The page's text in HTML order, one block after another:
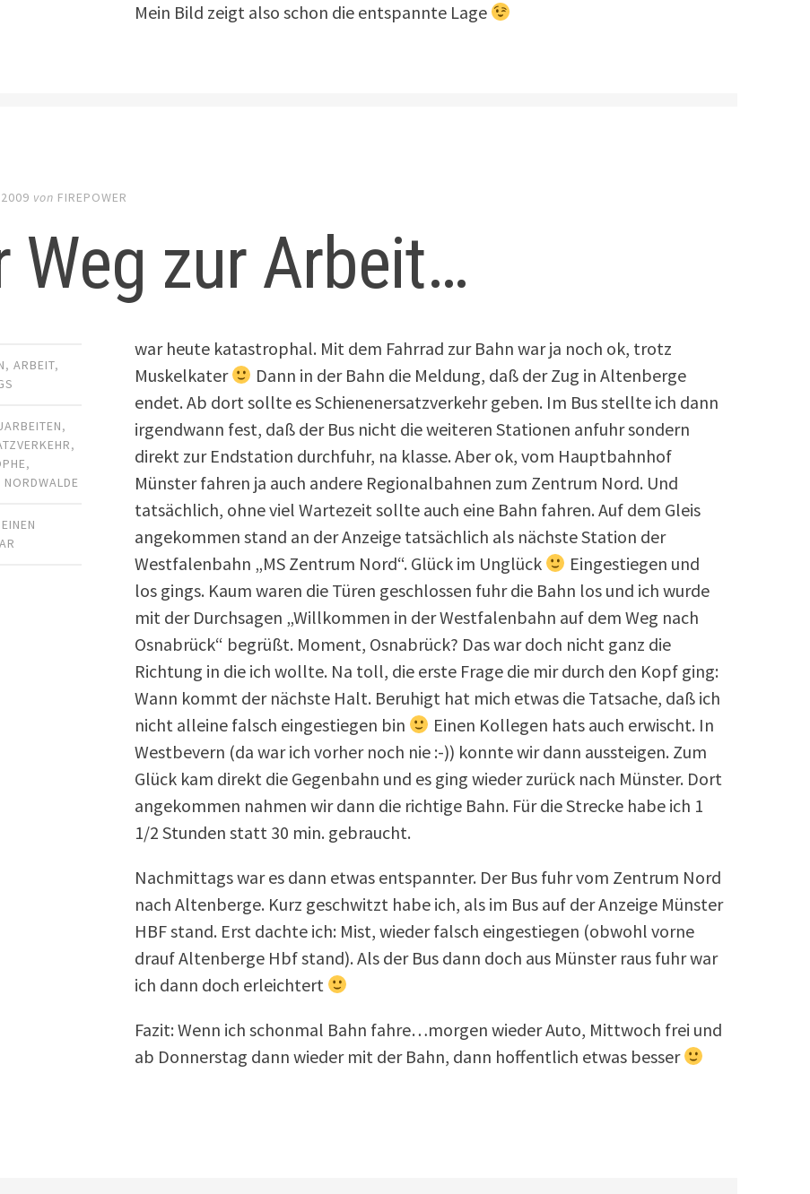
Mein Bild zeigt also schon die entspannte Lage
von FIREPOWER
Weg zur Arbeit…
,ARBEIT,
,
,
,
NORDWALDE
war heute katastrophal. Mit dem Fahrrad zur Bahn war ja noch ok, trotz
Muskelkater
Dann in der Bahn die Meldung, daß der Zug in Altenberge
endet. Ab dort sollte es Schienenersatzverkehr geben. Im Bus stellte ich dann
irgendwann fest, daß der Bus nicht die weiteren Stationen anfuhr sondern
direkt zur Endstation durchfuhr, na klasse. Aber ok, vom Hauptbahnhof
Münster fahren ja auch andere Regionalbahnen zum Zentrum Nord. Und
tatsächlich, ohne viel Wartezeit sollte auch eine Bahn fahren. Auf dem Gleis
angekommen stand an der Anzeige tatsächlich als nächste Station der
Westfalenbahn „MS Zentrum Nord“. Glück im Unglück
Eingestiegen und
los gings. Kaum waren die Türen geschlossen fuhr die Bahn los und ich wurde
mit der Durchsagen „Willkommen in der Westfalenbahn auf dem Weg nach
Osnabrück“ begrüßt. Moment, Osnabrück? Das war doch nicht ganz die
Richtung in die ich wollte. Na toll, die erste Frage die mir durch den Kopf ging:
Wann kommt der nächste Halt. Beruhigt hat mich etwas die Tatsache, daß ich
nicht alleine falsch eingestiegen bin
Einen Kollegen hats auch erwischt. In
Westbevern (da war ich vorher noch nie :-)) konnte wir dann aussteigen. Zum
Glück kam direkt die Gegenbahn und es ging wieder zurück nach Münster. Dort
angekommen nahmen wir dann die richtige Bahn. Für die Strecke habe ich 1
1/2 Stunden statt 30 min. gebraucht.
Nachmittags war es dann etwas entspannter. Der Bus fuhr vom Zentrum Nord
nach Altenberge. Kurz geschwitzt habe ich, als im Bus auf der Anzeige Münster
HBF stand. Erst dachte ich: Mist, wieder falsch eingestiegen (obwohl vorne
drauf Altenberge Hbf stand). Als der Bus dann doch aus Münster raus fuhr war
ich dann doch erleichtert
Fazit: Wenn ich schonmal Bahn fahre…morgen wieder Auto, Mittwoch frei und
ab Donnerstag dann wieder mit der Bahn, dann hoffentlich etwas besser